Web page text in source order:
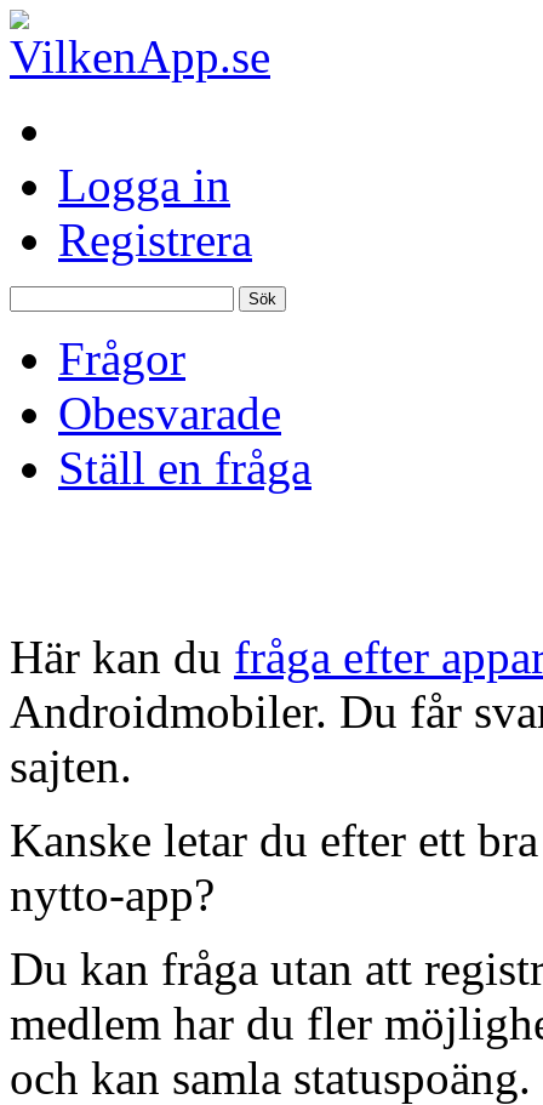
Logga in
Registrera
Frågor
Obesvarade
Ställ en fråga
Här kan du fråga efter
Androidmobiler. Du får
sajten.
Kanske letar du efter ett
nytto-app?
Du kan fråga utan att
medlem har du fler
och kan samla statuspoäng.